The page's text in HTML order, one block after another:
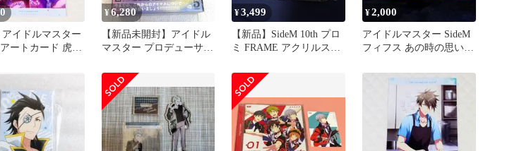
イドルマスター
ートカード 虎牙
¥6,280
【新品未開封】アイドル
マスター プロデューサー
¥3,499
【新品】SideM 10th プロ
ミ FRAME アクリルスタ
¥2,000
アイドルマスター SideM
フィフス あの時の思い出